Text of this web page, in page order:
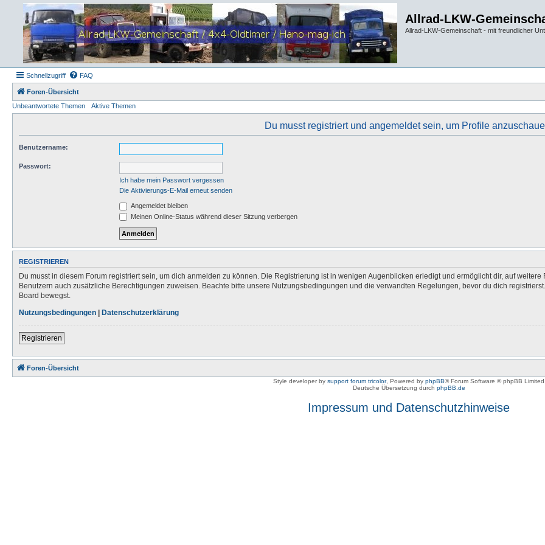
Allrad-LKW-
Allrad-LKW-Gemeinschaft - mit freundlicher
Schnellzugriff FAQ
Foren-Übersicht
Unbeantwortete Themen
Aktive Themen
Du musst registriert und angemeldet sein, um Profile
Benutzername:
Passwort:
Ich habe mein Passwort vergessen
Die Aktivierungs-E-Mail erneut senden
Angemeldet bleiben
Meinen Online-Status während dieser Sitzung verbergen
REGISTRIEREN
Du musst in diesem Forum registriert sein, um dich anmelden zu können. Die Registrierung ist in wenigen Augenblicken erledigt und ermöglicht dir, auf
Benutzern auch zusätzliche Berechtigungen zuweisen. Beachte bitte unsere Nutzungsbedingungen und die verwandten Regelungen, bevor du dich
Board bewegst.
Nutzungsbedingungen | Datenschutzerklärung
Registrieren
Foren-Übersicht
Style developer by support forum tricolor, Powered by phpBB® Forum Software © phpBB Limited
Deutsche Übersetzung durch phpBB.de
Impressum und Datenschutzhinweise